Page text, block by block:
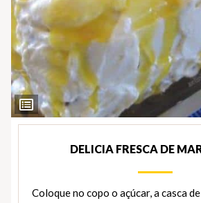
Ver
Ingredientes
DELICIA FRESCA DE
Coloque no copo o açúcar, a casca